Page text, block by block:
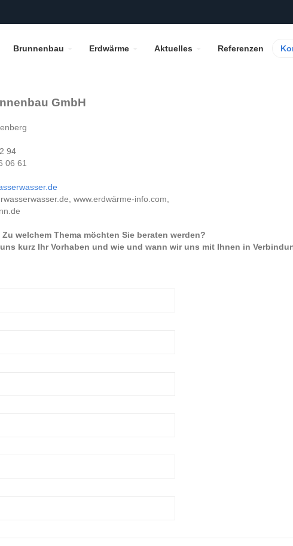
Brunnenbau Erdwärme Aktuelles Referenzen
GmbH
94
06 61
www.erdwärme-info.com,
welchem Thema möchten Sie beraten werden?
kurz Ihr Vorhaben und wie und wann wir uns mit Ihnen in